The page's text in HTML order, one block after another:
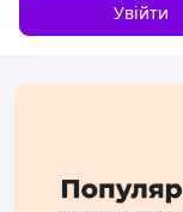
Увійти